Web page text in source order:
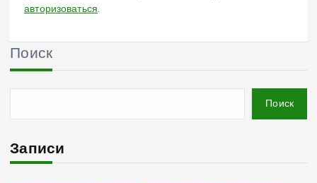
авторизоваться.
Поиск
Поиск
Записи